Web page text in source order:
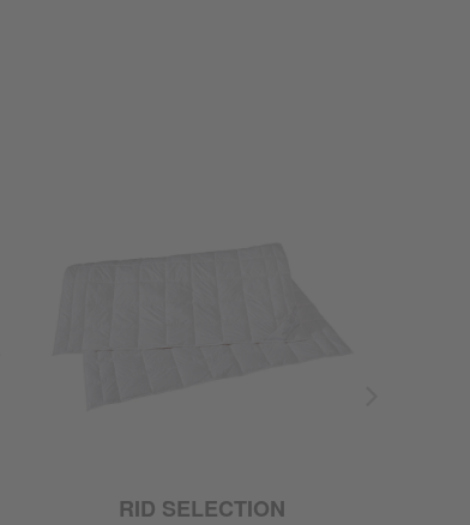
RID SELECTION